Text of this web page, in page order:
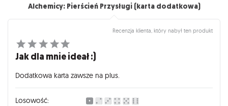
Alchemicy: Pierścień Przysługi (karta dodatkowa)
Recenzja klienta, który nabył ten produkt
Jak dla mnie ideał :)
Dodatkowa karta zawsze na plus.
Losowość: